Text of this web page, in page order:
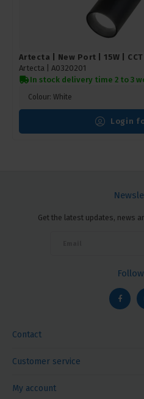
Artecta | New Port | 15W | CCT
Artecta | A0320201
In stock delivery time 2 to 3
Colour: White
Login
Contact
Get the latest updates, news
Customer service
My account